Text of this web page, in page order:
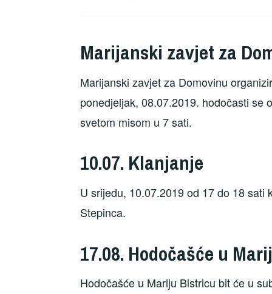
Marijanski zavjet za
Marijanski zavjet za Domovinu
ponedjeljak, 08.07.2019. hodočasti se
svetom misom u 7 sati.
10.07. Klanjanje
U srijedu, 10.07.2019 od 17 do 18
Stepinca.
17.08. Hodočašće u
Hodočašće u Mariju Bistricu bit će u